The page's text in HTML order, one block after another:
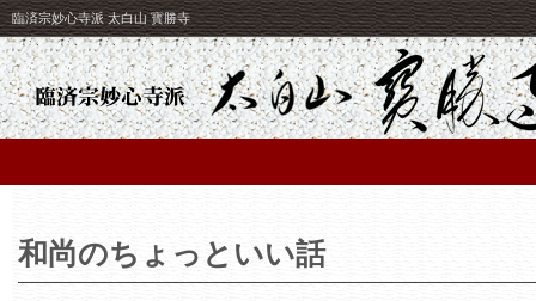
臨済宗妙心寺派 太白山 寳勝寺
和尚のちょっといい話